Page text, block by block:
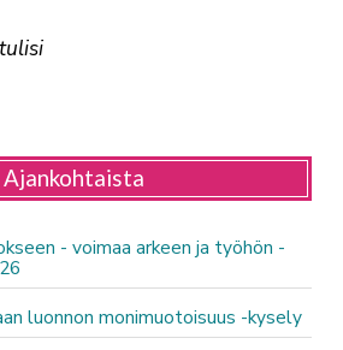
Ajankohtaista
- voimaa arkeen ja työhön -
luonnon monimuotoisuus -kysely